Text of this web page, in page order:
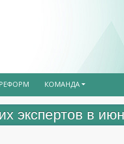
+
КОМАНДА
экспертов в